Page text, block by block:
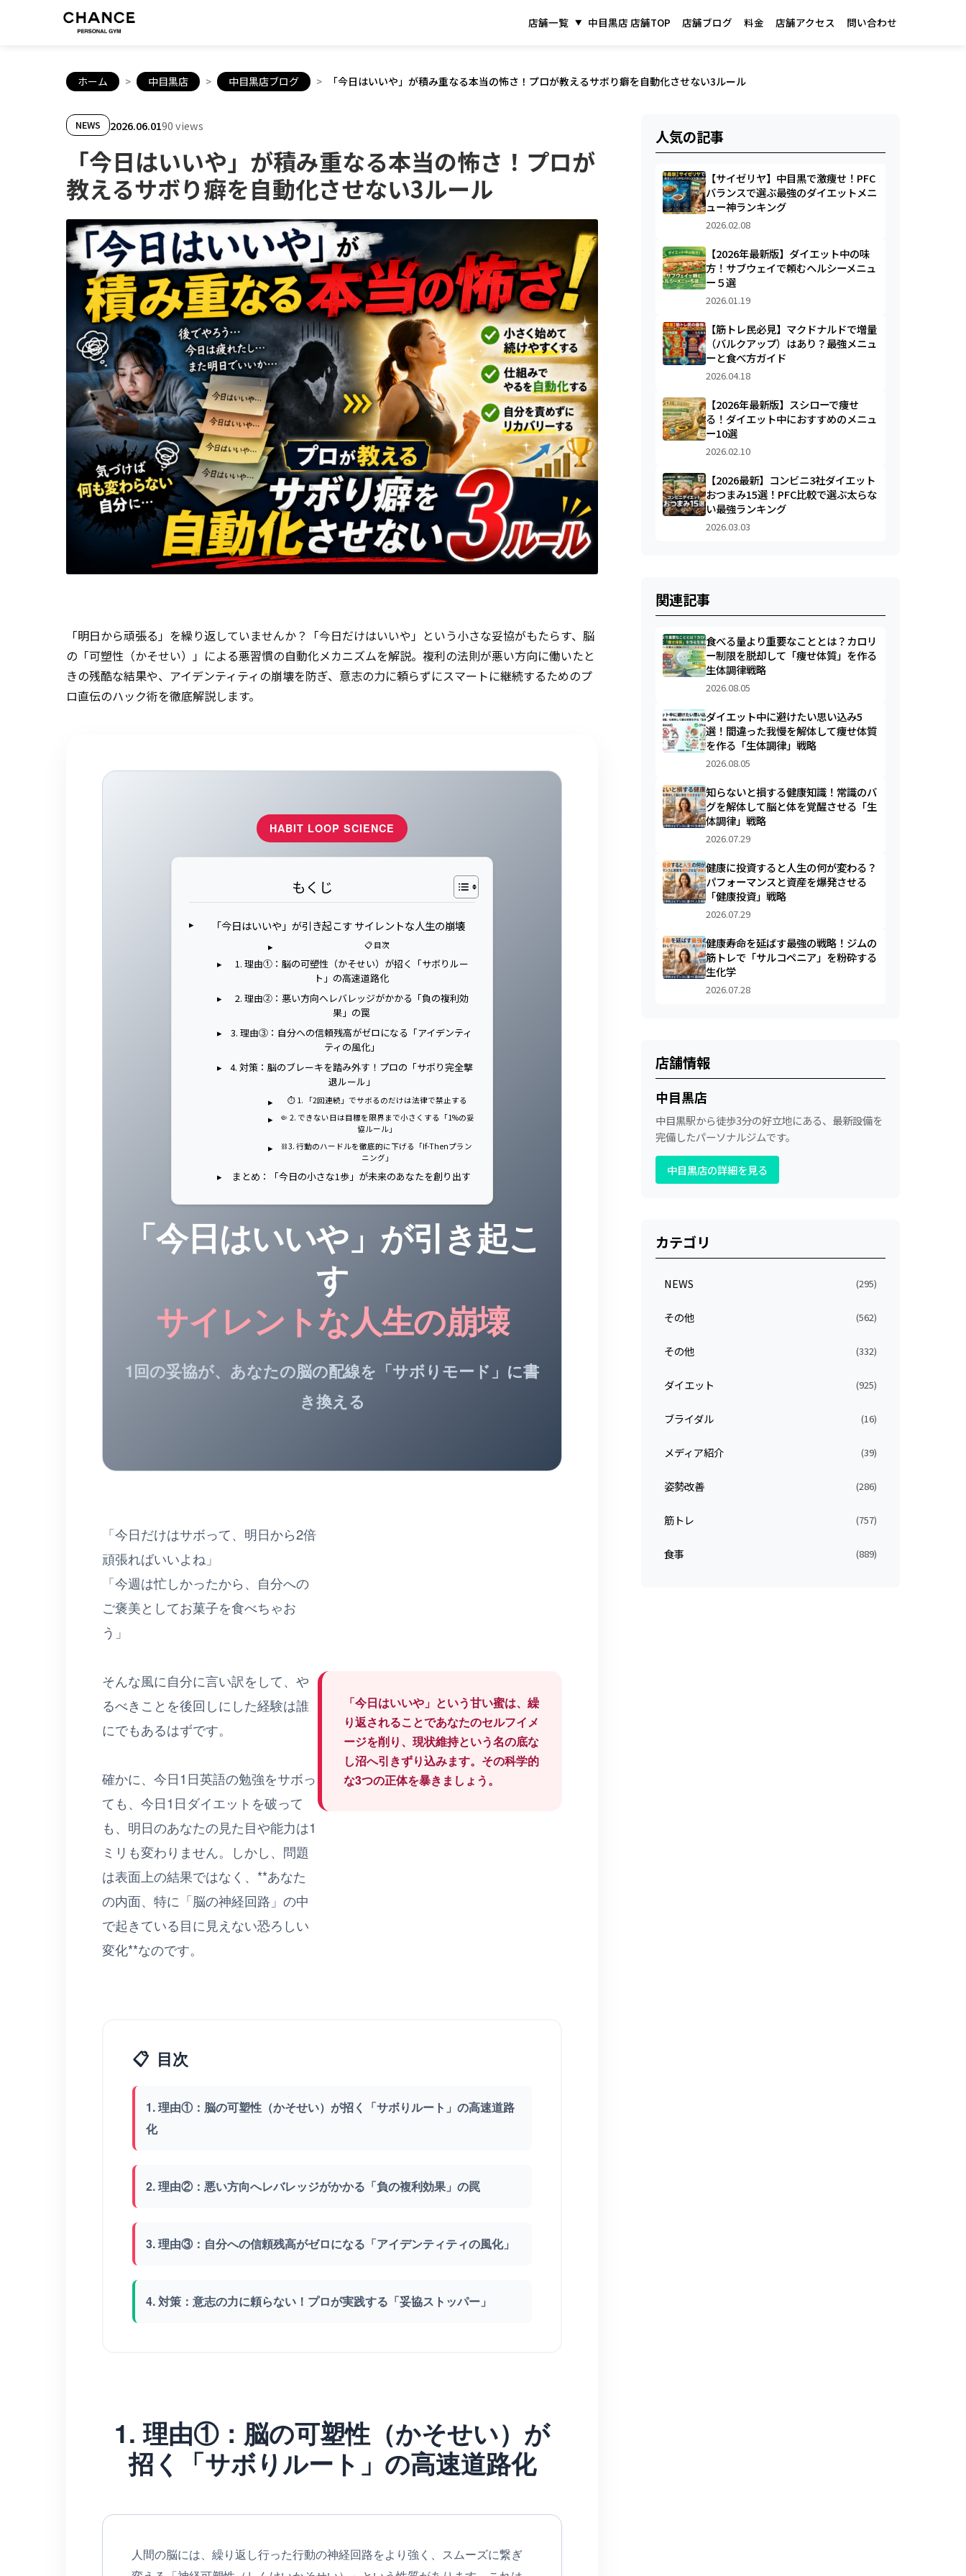
店舗一覧 中目黒店 店舗TOP 店舗ブログ 料金 店舗アクセス 問い合わせ
ホーム > 中目黒店 > 中目黒店ブログ > 「今日はいいや」が積み重なる本当の怖さ！プロが教えるサボり癖を自動化させない3ルール
NEWS 2026.06.0190 views
「今日はいいや」が積み重なる本当の怖さ！プロが
教えるサボり癖を自動化させない3ルール
「明日から頑張る」を繰り返していませんか？「今日だけはいいや」という小さな妥協がもたらす、脳
の「可塑性（かそせい）」による悪習慣の自動化メカニズムを解説。複利の法則が悪い方向に働いたと
きの残酷な結果や、アイデンティティの崩壊を防ぎ、意志の力に頼らずにスマートに継続するためのプ
ロ直伝のハック術を徹底解説します。
HABIT LOOP SCIENCE
もくじ
「今日はいいや」が引き起こす サイレントな人生の崩壊
📋 目次
1. 理由①：脳の可塑性（かそせい）が招く「サボりルー
ト」の高速道路化
2. 理由②：悪い方向へレバレッジがかかる「負の複利効
果」の罠
3. 理由③：自分への信頼残高がゼロになる「アイデンティ
ティの風化」
4. 対策：脳のブレーキを踏み外す！プロの「サボり完全撃
退ルール」
⏱️ 1. 「2回連続」でサボるのだけは法律で禁止する
🤏 2. できない日は目標を限界まで小さくする「1%の妥
協ルール」
⛓️ 3. 行動のハードルを徹底的に下げる「If-Thenプラン
ニング」
まとめ：「今日の小さな1歩」が未来のあなたを創り出す
「今日はいいや」が引き起こ
す
サイレントな人生の崩壊
1回の妥協が、あなたの脳の配線を「サボりモード」に書
き換える
「今日だけはサボって、明日から2倍
頑張ればいいよね」
「今週は忙しかったから、自分への
ご褒美としてお菓子を食べちゃお
う」
そんな風に自分に言い訳をして、や
るべきことを後回しにした経験は誰
にでもあるはずです。
確かに、今日1日英語の勉強をサボっ
ても、今日1日ダイエットを破って
も、明日のあなたの見た目や能力は1
ミリも変わりません。しかし、問題
は表面上の結果ではなく、**あなた
の内面、特に「脳の神経回路」の中
で起きている目に見えない恐ろしい
変化**なのです。
「今日はいいや」という甘い蜜は、繰
り返されることであなたのセルフイメ
ージを削り、現状維持という名の底な
し沼へ引きずり込みます。その科学的
な3つの正体を暴きましょう。
📋 目次
1. 理由①：脳の可塑性（かそせい）が招く「サボりルート」の高速道路
化
2. 理由②：悪い方向へレバレッジがかかる「負の複利効果」の罠
3. 理由③：自分への信頼残高がゼロになる「アイデンティティの風化」
4. 対策：意志の力に頼らない！プロが実践する「妥協ストッパー」
1. 理由①：脳の可塑性（かそせい）が
招く「サボりルート」の高速道路化
人間の脳には、繰り返し行った行動の神経回路をより強く、スムーズに繋ぎ
人気の記事
【サイゼリヤ】中目黒で激痩せ！PFC
バランスで選ぶ最強のダイエットメニ
ュー神ランキング
2026.02.08
【2026年最新版】ダイエット中の味
方！サブウェイで頼むヘルシーメニュ
ー５選
2026.01.19
【筋トレ民必見】マクドナルドで増量
（バルクアップ）はあり？最強メニュ
ーと食べ方ガイド
2026.04.18
【2026年最新版】スシローで痩せ
る！ダイエット中におすすめのメニュ
ー10選
2026.02.10
【2026最新】コンビニ3社ダイエット
おつまみ15選！PFC比較で選ぶ太らな
い最強ランキング
2026.03.03
関連記事
食べる量より重要なこととは？カロリ
ー制限を脱却して「痩せ体質」を作る
生体調律戦略
2026.08.05
ダイエット中に避けたい思い込み5
選！間違った我慢を解体して痩せ体質
を作る「生体調律」戦略
2026.08.05
知らないと損する健康知識！常識のバ
グを解体して脳と体を覚醒させる「生
体調律」戦略
2026.07.29
健康に投資すると人生の何が変わる？
パフォーマンスと資産を爆発させる
「健康投資」戦略
2026.07.29
健康寿命を延ばす最強の戦略！ジムの
筋トレで「サルコペニア」を粉砕する
生化学
2026.07.28
店舗情報
中目黒店
中目黒駅から徒歩3分の好立地にある、最新設備を
完備したパーソナルジムです。
中目黒店の詳細を見る
カテゴリ
NEWS (295)
その他 (562)
その他 (332)
ダイエット (925)
ブライダル (16)
メディア紹介 (39)
姿勢改善 (286)
筋トレ (757)
食事 (889)